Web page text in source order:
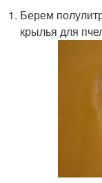
Берем
крылья для